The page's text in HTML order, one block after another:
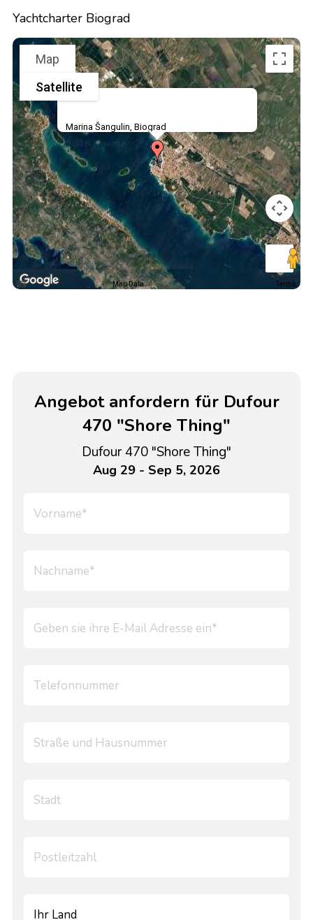
Yachtcharter Biograd
Marina Šangulin, Biograd
Map
Satellite
Map Data Terms
Angebot anfordern für Dufour
470 "Shore Thing"
Dufour 470 "Shore Thing"
Aug 29 - Sep 5, 2026